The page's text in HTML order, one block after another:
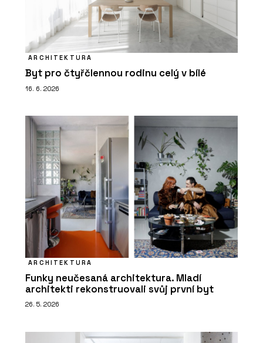
ARCHITEKTURA
Byt pro čtyřčlennou rodinu celý v bílé
16. 6. 2026
ARCHITEKTURA
Funky neučesaná architektura. Mladí
architekti rekonstruovali svůj první byt
26. 5. 2026